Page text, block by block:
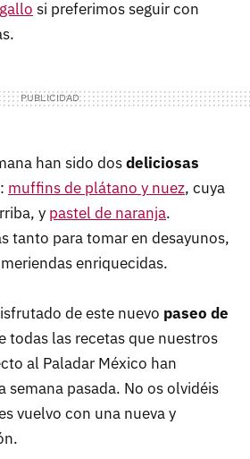
si preferimos seguir con
han sido dosdeliciosas
: muffins de plátano y nuez, cuya
y pastel de naranja.
tanto para tomar en desayunos,
enriquecidas.
de este nuevo paseo de
todas las recetas que nuestros
al Paladar México han
semana pasada. No os olvidéis
vuelvo con una nueva y